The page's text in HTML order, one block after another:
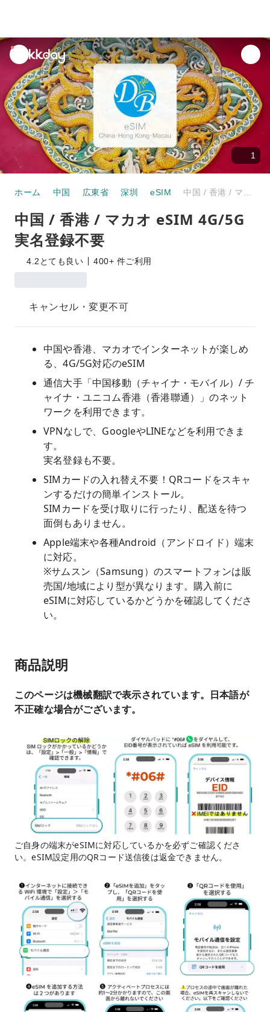
unread
notifications
1
ホーム 中国 広東省 深圳 eSIM
中国 / 香港 / マカオ eSIM 4G/5G
実名登録不要
4.2 とても良い 400+ 件ご利用
キャンセル・変更不可
中国や香港、マカオでインターネットが楽しめ
る、4G/5G対応のeSIM
通信大手「中国移動（チャイナ・モバイル）/ チ
ャイナ・ユニコム香港（香港聯通）」のネット
ワークを利用できます。
VPNなしで、GoogleやLINEなどを利用できま
す。
実名登録も不要。
SIMカードの入れ替え不要！QRコードをスキャ
ンするだけの簡単インストール。
SIMカードを受け取りに行ったり、配送を待つ
面倒もありません。
Apple端末や各種Android（アンドロイド）端末
に対応。
※サムスン（Samsung）のスマートフォンは販
売国/地域により型が異なります。購入前に
eSIMに対応しているかどうかを確認してくださ
い。
商品説明
このページは機械翻訳で表示されています。日本語が
不正確な場合がございます。
ご自身の端末がeSIMに対応しているかを必ずご確認くださ
い。eSIM設定用のQRコード送信後は返金できません。